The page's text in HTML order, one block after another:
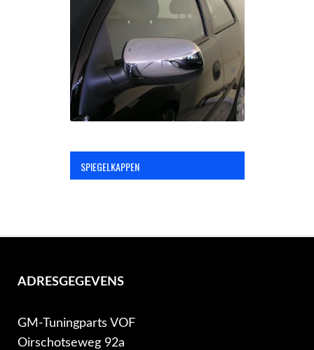
SPIEGELKAPPEN
ADRESGEGEVENS
GM-Tuningparts VOF
Oirschotseweg 92a